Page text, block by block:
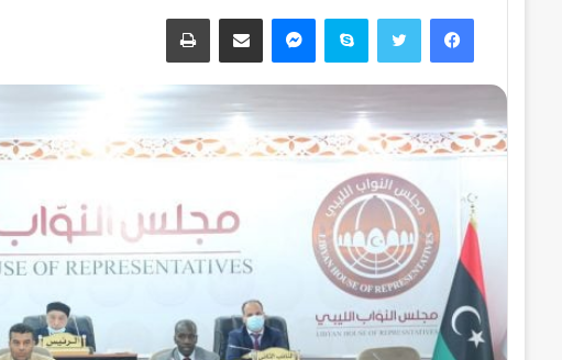
ب
ي
ا
إ
ل
ك
ر
فيسبوك تويتر سكايب ماسنجر مشاركة عبر البريد طباعة